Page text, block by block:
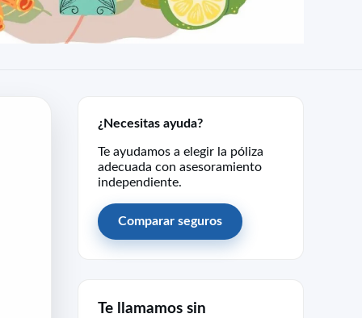
¿Necesitas ayuda?
Te ayudamos a elegir la póliza
adecuada con asesoramiento
independiente.
Comparar seguros
Te llamamos sin